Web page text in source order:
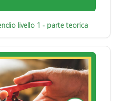
livello 1 - parte teorica